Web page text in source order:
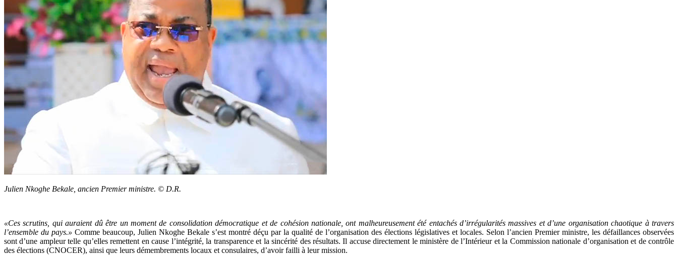
Julien Nkoghe Bekale, ancien Premier ministre. © D.R.
«Ces scrutins, qui auraient dû être un moment de consolidation démocratique et de cohésion nationale, ont malheureusement été entachés d’irrégularités massives et d’une organisation chaotique à travers
l’ensemble du pays.» Comme beaucoup, Julien Nkoghe Bekale s’est montré déçu par la qualité de l’organisation des élections législatives et locales. Selon l’ancien Premier ministre, les défaillances observées
sont d’une ampleur telle qu’elles remettent en cause l’intégrité, la transparence et la sincérité des résultats. Il accuse directement le ministère de l’Intérieur et la Commission nationale d’organisation et de contrôle
des élections (CNOCER), ainsi que leurs démembrements locaux et consulaires, d’avoir failli à leur mission.